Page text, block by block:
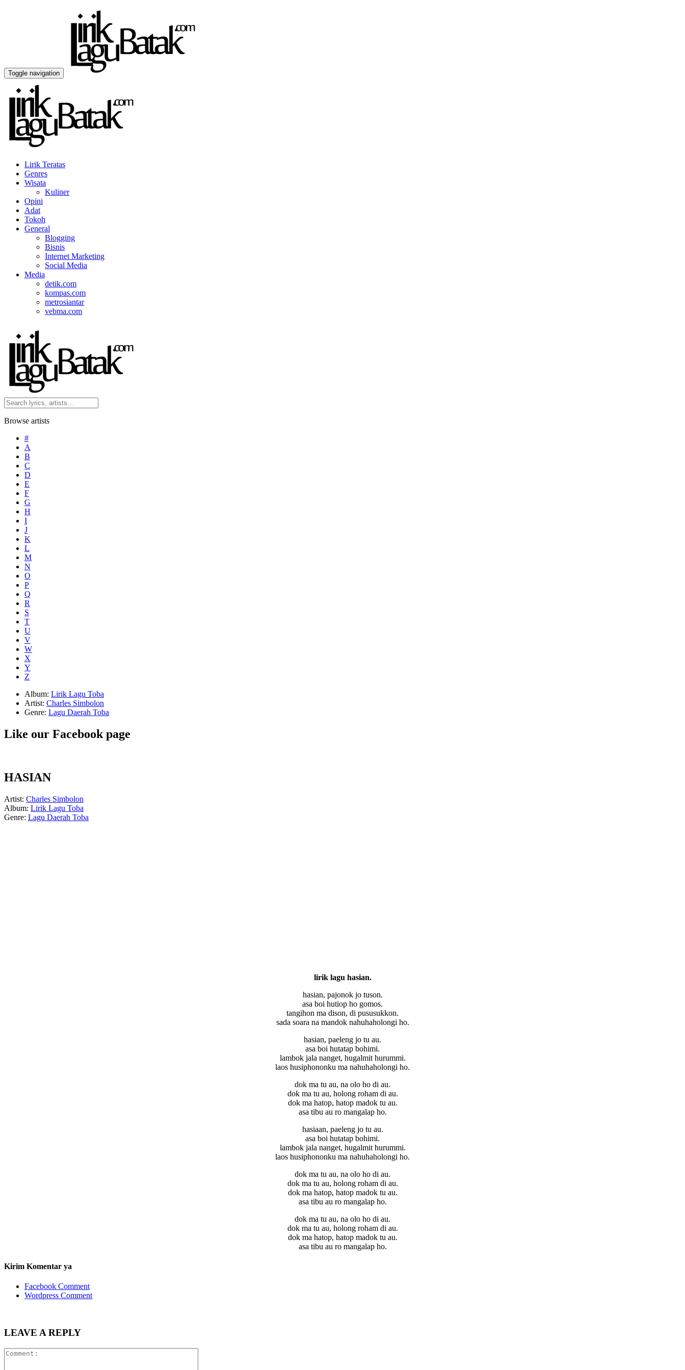
Toggle navigation
Lirik Teratas
Genres
Wisata
Kuliner
Opini
Adat
Tokoh
General
Blogging
Bisnis
Internet Marketing
Social Media
Media
detik.com
kompas.com
metrosiantar
vebma.com
Browse artists
#
A
B
C
D
E
F
G
H
I
J
K
L
M
N
O
P
Q
R
S
T
U
V
W
X
Y
Z
Album: Lirik Lagu Toba
Artist: Charles Simbolon
Genre: Lagu Daerah Toba
Like our Facebook page
HASIAN
Artist: Charles Simbolon
Album: Lirik Lagu Toba
Genre: Lagu Daerah Toba
lirik lagu hasian.
hasian, pajonok jo tuson.
asa boi hutiop ho gomos.
tangihon ma dison, di pususukkon.
sada soara na mandok nahuhaholongi ho.
hasian, paeleng jo tu au.
asa boi hutatap bohimi.
lambok jala nanget, hugalmit hurummi.
laos husiphononku ma nahuhaholongi ho.
dok ma tu au, na olo ho di au.
dok ma tu au, holong roham di au.
dok ma hatop, hatop madok tu au.
asa tibu au ro mangalap ho.
hasiaan, paeleng jo tu au.
asa boi hutatap bohimi.
lambok jala nanget, hugalmit hurummi.
laos husiphononku ma nahuhaholongi ho.
dok ma tu au, na olo ho di au.
dok ma tu au, holong roham di au.
dok ma hatop, hatop madok tu au.
asa tibu au ro mangalap ho.
dok ma tu au, na olo ho di au.
dok ma tu au, holong roham di au.
dok ma hatop, hatop madok tu au.
asa tibu au ro mangalap ho.
Kirim Komentar ya
Facebook Comment
Wordpress Comment
LEAVE A REPLY